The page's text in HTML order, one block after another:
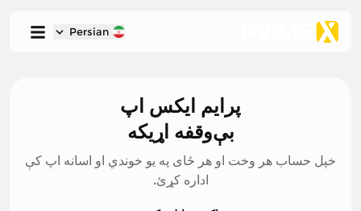
Persian
پرایم ایکس اپ
بې‌وقفه اړیکه
خپل حساب هر وخت او هر ځای په یو خوندي او اسانه اپ کې
اداره کړئ.